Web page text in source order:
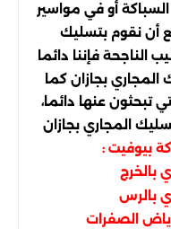
أو في مواسير
أن نقوم بتسليك
الناجحة فإننا دائما
بجازان كما
تبحثون عنها دائما،
المجاري بجازان
بيوفيت :
بالخرج
بالرس
الصفرات